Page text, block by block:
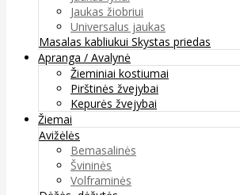
Jaukas žiobriui
Universalus jaukas
Masalas kabliukui Skystas priedas
Apranga / Avalynė
Žieminiai kostiumai
Pirštinės žvejybai
Kepurės žvejybai
Žiemai
Avižėlės
Bemasalinės
Švininės
Volframinės